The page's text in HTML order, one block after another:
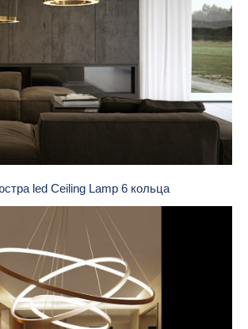
led Ceiling Lamp 6 кольца